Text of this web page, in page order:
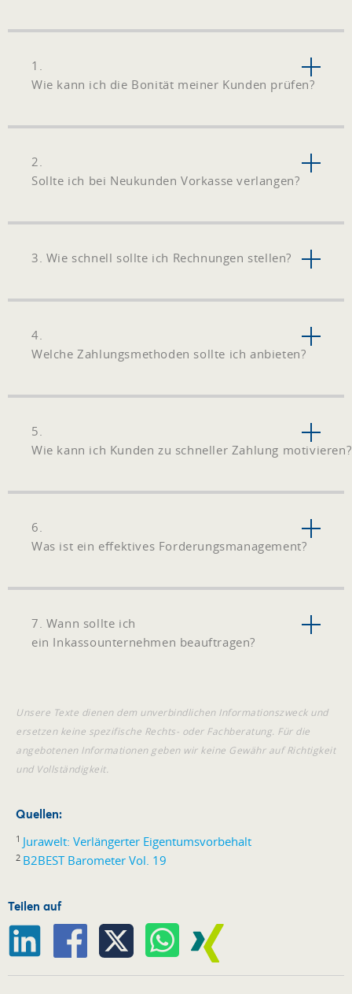
1.
Wie kann ich die Bonität meiner Kunden prüfen?
2.
Sollte ich bei Neukunden Vorkasse verlangen?
3. Wie schnell sollte ich Rechnungen stellen?
4.
Welche Zahlungsmethoden sollte ich anbieten?
5.
Wie kann ich Kunden zu schneller Zahlung motivieren?
6.
Was ist ein effektives Forderungsmanagement?
7. Wann sollte ich
ein Inkassounternehmen beauftragen?
Unsere Texte dienen dem unverbindlichen Informationszweck und
ersetzen keine spezifische Rechts- oder Fachberatung. Für die
angebotenen Informationen geben wir keine Gewähr auf Richtigkeit
und Vollständigkeit.
Quellen:
1 Jurawelt: Verlängerter Eigentumsvorbehalt
2 B2BEST Barometer Vol. 19
Teilen auf